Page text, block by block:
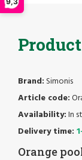
Brand: Simonis
Article code:
Availability:In
Delivery time:
Orange